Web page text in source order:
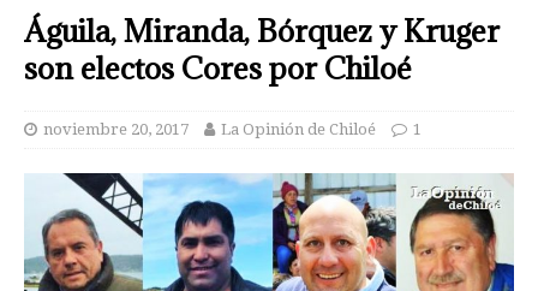
Águila, Miranda, Bórquez y Kruger
son electos Cores por Chiloé
noviembre 20, 2017 La Opinión de Chiloé 1